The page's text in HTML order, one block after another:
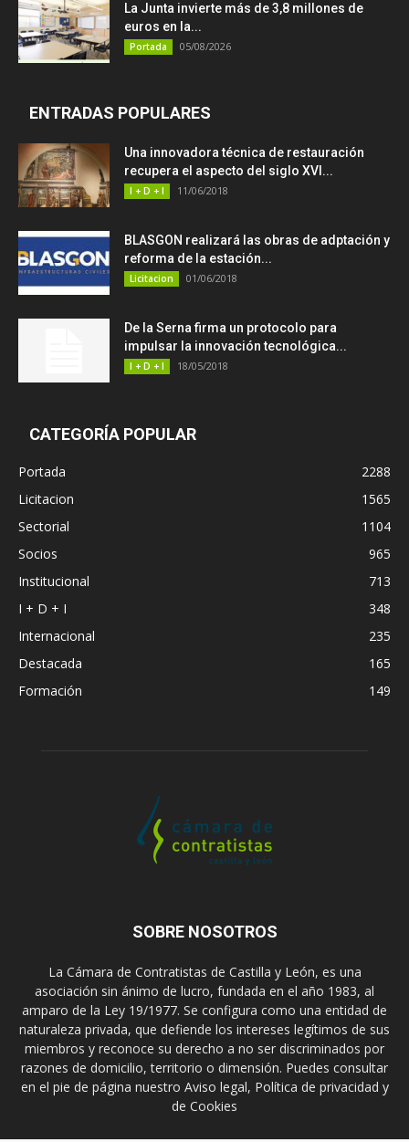
La Junta invierte más de 3,8 millones de
euros en la...
Portada 05/08/2026
ENTRADAS POPULARES
Una innovadora técnica de restauración
recupera el aspecto del siglo XVI...
I + D + I 11/06/2018
BLASGON realizará las obras de adptación y
reforma de la estación...
Licitacion 01/06/2018
De la Serna firma un protocolo para
impulsar la innovación tecnológica...
I + D + I 18/05/2018
CATEGORÍA POPULAR
Portada
2288
Licitacion
1565
Sectorial
1104
Socios
965
Institucional
713
I + D + I
348
Internacional
235
Destacada
165
Formación
149
SOBRE NOSOTROS
La Cámara de Contratistas de Castilla y León, es una
asociación sin ánimo de lucro, fundada en el año 1983, al
amparo de la Ley 19/1977. Se configura como una entidad de
naturaleza privada, que defiende los intereses legítimos de sus
miembros y reconoce su derecho a no ser discriminados por
razones de domicilio, territorio o dimensión. Puedes consultar
en el pie de página nuestro Aviso legal, Política de privacidad y
de Cookies